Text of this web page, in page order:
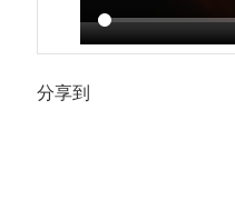
分享到